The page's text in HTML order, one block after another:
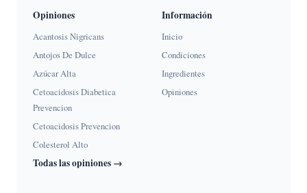
Opiniones
Acantosis Nigricans
Antojos De Dulce
Azúcar Alta
Cetoacidosis Diabetica
Prevencion
Cetoacidosis Prevencion
Colesterol Alto
Todas las opiniones →
Información
Inicio
Condiciones
Ingredientes
Opiniones